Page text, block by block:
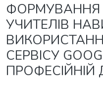
ФОРМУВАННЯ
УЧИТЕЛІВ
СЕРВІСУ
ПРОФЕСІЙНІЙ